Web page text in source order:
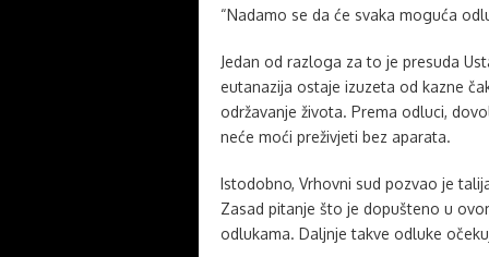
“Nadamo se da će svaka moguća
Jedan od razloga za to je presuda
eutanazija ostaje izuzeta od kazne
održavanje života. Prema odluci,
neće moći preživjeti bez aparata.
Istodobno, Vrhovni sud pozvao je
Zasad pitanje što je dopušteno u
odlukama. Daljnje takve odluke